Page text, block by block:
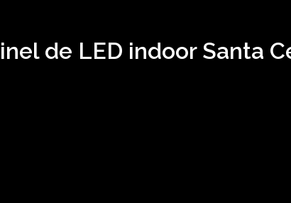
de LED indoor Santa